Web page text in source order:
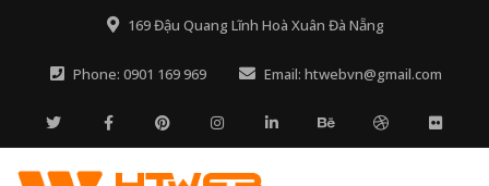
169 Đậu Quang Lĩnh Hoà Xuân Đà Nẵng
Phone: 0901 169 969 Email: htwebvn@gmail.com